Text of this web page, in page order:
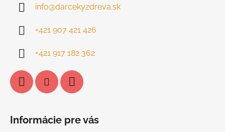
info@darcekyzdreva.sk
+421 907 421 426
+421 917 182 362
Informácie pre vás